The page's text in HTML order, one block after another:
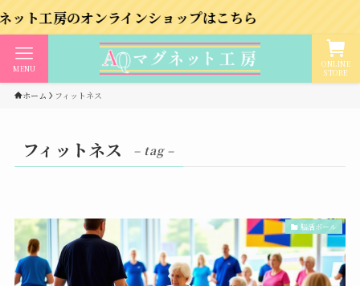
オンラインショップはこちら
ONLINE
STORE
MENU
ホーム フィットネス
フィットネス – tag –
脳活ボール